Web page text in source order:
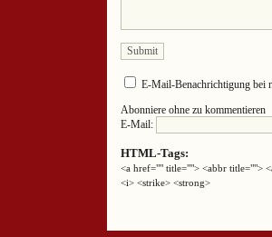
E-Mail-Benachrichtigung bei
Abonniere ohne zu kommentieren
E-Mail:
HTML-Tags:
<a href="" title=""> <abbr title="">
<i> <strike> <strong>